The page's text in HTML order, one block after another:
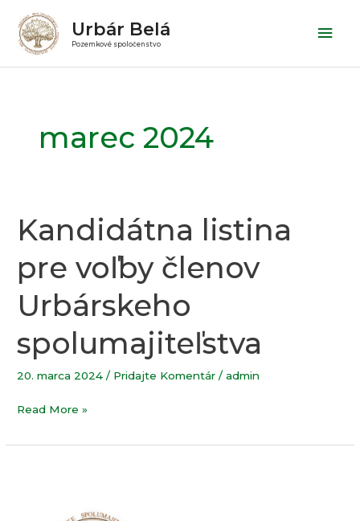
obsah
Urbár Belá
Pozemkové spoločenstvo
marec 2024
Kandidátna listina
pre voľby členov
Urbárskeho
spolumajiteľstva
20. marca 2024/ Pridajte Komentár /admin
Kandidátna
listina
voľby
členov
Urbárskeho
spolumajiteľstva
Read More »